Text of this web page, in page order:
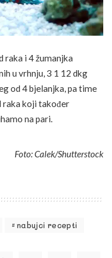
raka i 4 žumanjka
u vrhnju, 3 1 12 dkg
od 4 bjelanjka, pa time
raka koji također
na pari.
Foto: Calek/Shutterstock
nabujci recepti